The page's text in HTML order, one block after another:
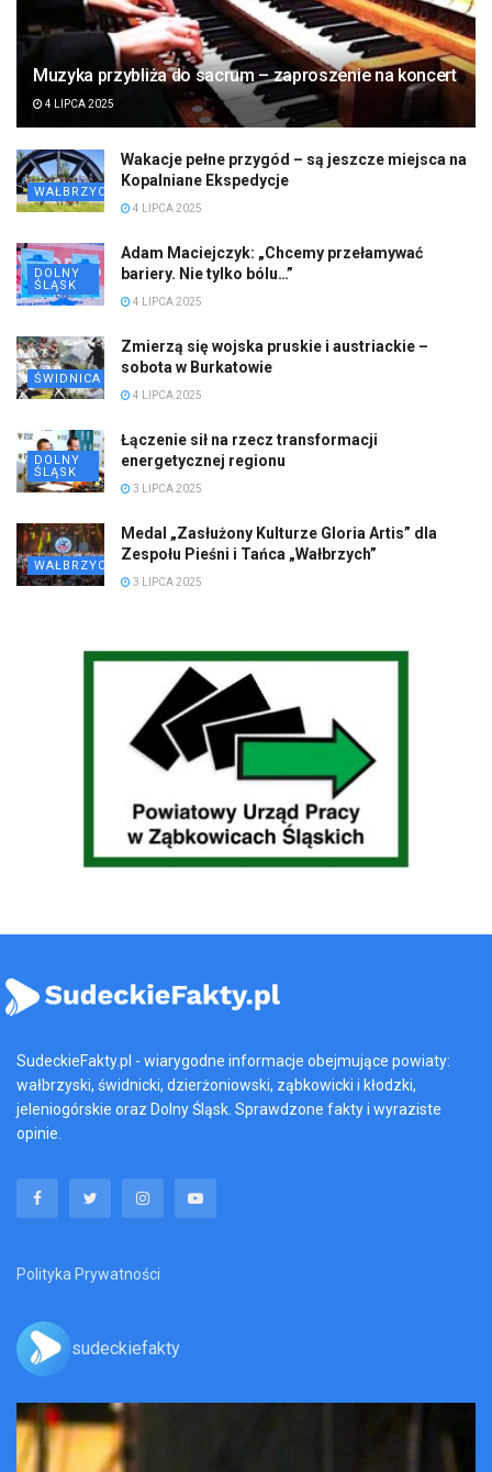
Muzyka przybliża do sacrum – zaproszenie na koncert
4 LIPCA 2025
WAŁBRZYCH
Wakacje pełne przygód – są jeszcze miejsca na
Kopalniane Ekspedycje
4 LIPCA 2025
DOLNY
ŚLĄSK
Adam Maciejczyk: „Chcemy przełamywać
bariery. Nie tylko bólu…”
4 LIPCA 2025
ŚWIDNICA
Zmierzą się wojska pruskie i austriackie –
sobota w Burkatowie
4 LIPCA 2025
DOLNY
ŚLĄSK
Łączenie sił na rzecz transformacji
energetycznej regionu
3 LIPCA 2025
WAŁBRZYCH
Medal „Zasłużony Kulturze Gloria Artis” dla
Zespołu Pieśni i Tańca „Wałbrzych”
3 LIPCA 2025
SudeckieFakty.pl - wiarygodne informacje obejmujące powiaty:
wałbrzyski, świdnicki, dzierżoniowski, ząbkowicki i kłodzki,
jeleniogórskie oraz Dolny Śląsk. Sprawdzone fakty i wyraziste
opinie.
Polityka Prywatności
sudeckiefakty